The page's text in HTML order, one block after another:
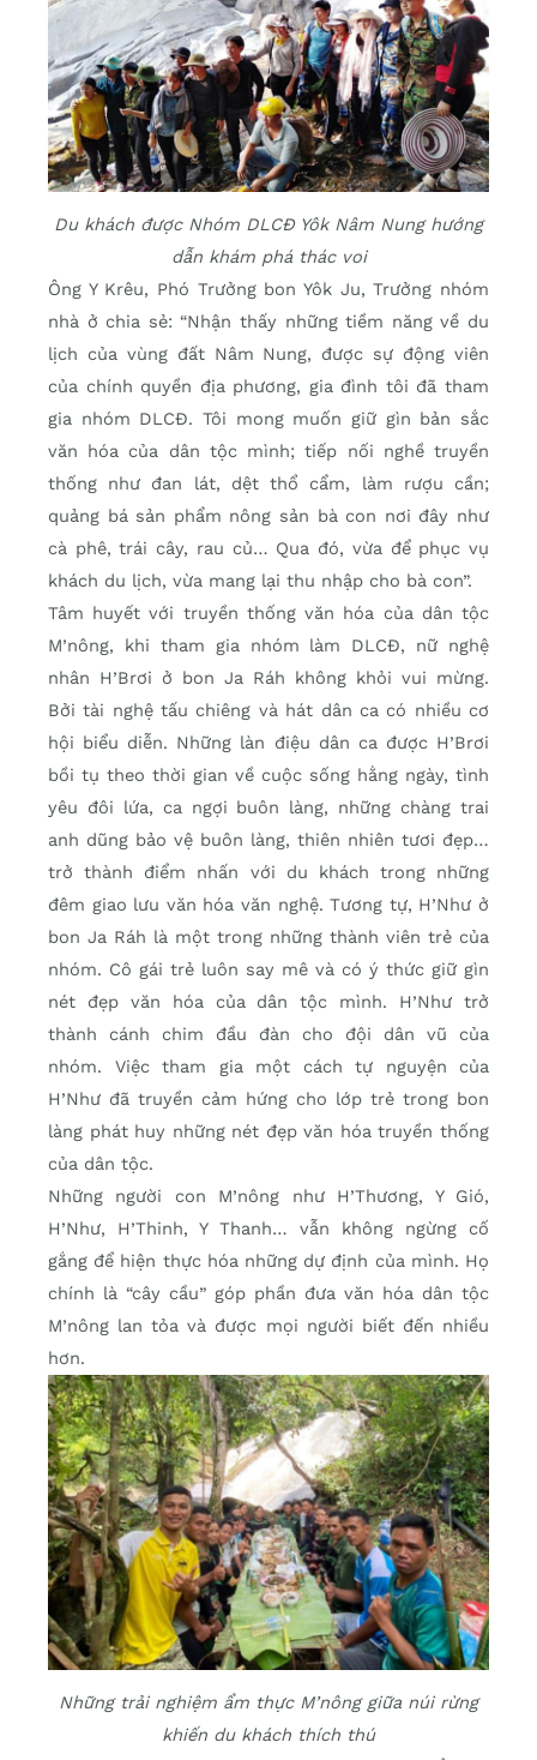
Du khách được Nhóm DLCĐ Yôk Nâm Nung hướng
dẫn khám phá thác voi
Ông Y Krêu, Phó Trưởng bon Yôk Ju, Trưởng nhóm
nhà ở chia sẻ: “Nhận thấy những tiềm năng về du
lịch của vùng đất Nâm Nung, được sự động viên
của chính quyền địa phương, gia đình tôi đã tham
gia nhóm DLCĐ. Tôi mong muốn giữ gìn bản sắc
văn hóa của dân tộc mình; tiếp nối nghề truyền
thống như đan lát, dệt thổ cẩm, làm rượu cần;
quảng bá sản phẩm nông sản bà con nơi đây như
cà phê, trái cây, rau củ… Qua đó, vừa để phục vụ
khách du lịch, vừa mang lại thu nhập cho bà con”.
Tâm huyết với truyền thống văn hóa của dân tộc
M’nông, khi tham gia nhóm làm DLCĐ, nữ nghệ
nhân H’Brơi ở bon Ja Ráh không khỏi vui mừng.
Bởi tài nghệ tấu chiêng và hát dân ca có nhiều cơ
hội biểu diễn. Những làn điệu dân ca được H’Brơi
bồi tụ theo thời gian về cuộc sống hằng ngày, tình
yêu đôi lứa, ca ngợi buôn làng, những chàng trai
anh dũng bảo vệ buôn làng, thiên nhiên tươi đẹp…
trở thành điểm nhấn với du khách trong những
đêm giao lưu văn hóa văn nghệ. Tương tự, H’Như ở
bon Ja Ráh là một trong những thành viên trẻ của
nhóm. Cô gái trẻ luôn say mê và có ý thức giữ gìn
nét đẹp văn hóa của dân tộc mình. H’Như trở
thành cánh chim đầu đàn cho đội dân vũ của
nhóm. Việc tham gia một cách tự nguyện của
H’Như đã truyền cảm hứng cho lớp trẻ trong bon
làng phát huy những nét đẹp văn hóa truyền thống
của dân tộc.
Những người con M’nông như H’Thương, Y Gió,
H’Như, H’Thinh, Y Thanh… vẫn không ngừng cố
gắng để hiện thực hóa những dự định của mình. Họ
chính là “cây cầu” góp phần đưa văn hóa dân tộc
M’nông lan tỏa và được mọi người biết đến nhiều
hơn.
Những trải nghiệm ẩm thực M’nông giữa núi rừng
khiến du khách thích thú